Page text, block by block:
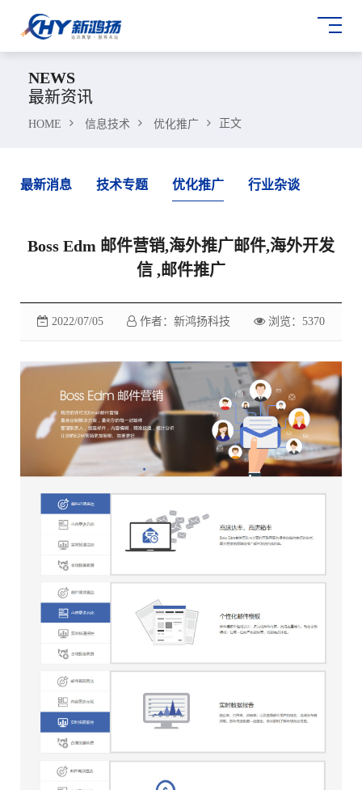
NEWS
最新资讯
HOME 信息技术 优化推广 正文
最新消息 技术专题 优化推广 行业杂谈
Boss Edm 邮件营销,海外推广邮件,海外开发
信 ,邮件推广
2022/07/05 作者：新鸿扬科技 浏览：5370